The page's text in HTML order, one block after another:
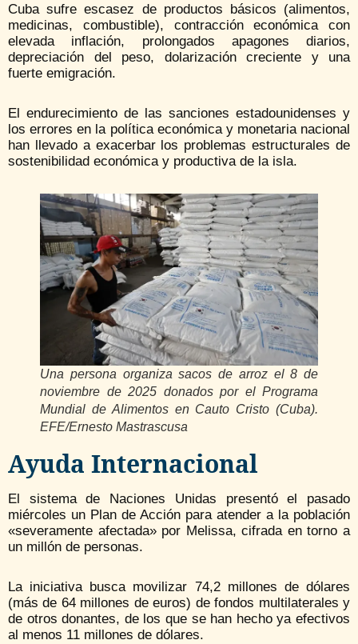
Cuba sufre escasez de productos básicos (alimentos,
medicinas, combustible), contracción económica con
elevada inflación, prolongados apagones diarios,
depreciación del peso, dolarización creciente y una
fuerte emigración.
El endurecimiento de las sanciones estadounidenses y
los errores en la política económica y monetaria nacional
han llevado a exacerbar los problemas estructurales de
sostenibilidad económica y productiva de la isla.
Una persona organiza sacos de arroz el 8 de
noviembre de 2025 donados por el Programa
Mundial de Alimentos en Cauto Cristo (Cuba).
EFE/Ernesto Mastrascusa
Ayuda Internacional
El sistema de Naciones Unidas presentó el pasado
miércoles un Plan de Acción para atender a la población
«severamente afectada» por Melissa, cifrada en torno a
un millón de personas.
La iniciativa busca movilizar 74,2 millones de dólares
(más de 64 millones de euros) de fondos multilaterales y
de otros donantes, de los que se han hecho ya efectivos
al menos 11 millones de dólares.